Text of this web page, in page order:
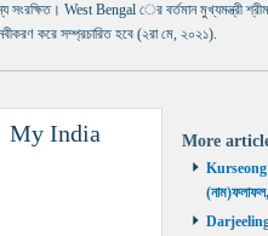
West Bengal ের বর্তমান মুখ্যমন্ত্রী
করে সম্প্রচারিত হবে (২রা মে, ২০২১).
My India More
Kurseong
Darjeeling